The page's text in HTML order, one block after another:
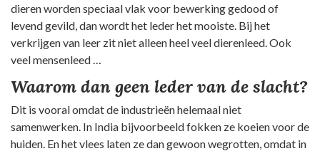
dieren worden speciaal vlak voor bewerking gedood of
levend gevild, dan wordt het leder het mooiste. Bij het
verkrijgen van leer zit niet alleen heel veel dierenleed. Ook
veel mensenleed …
Waarom dan geen leder van de slacht?
Dit is vooral omdat de industrieën helemaal niet
samenwerken. In India bijvoorbeeld fokken ze koeien voor de
huiden. En het vlees laten ze dan gewoon wegrotten, omdat in